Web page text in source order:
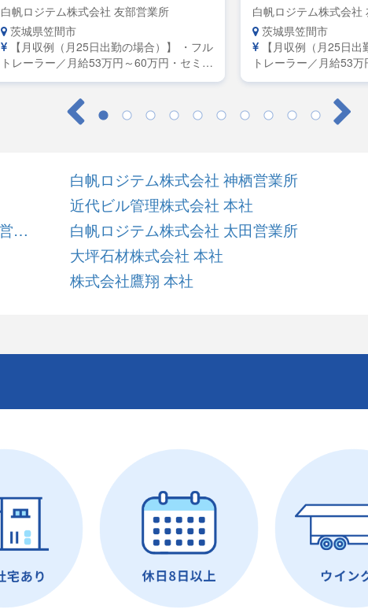
白帆ロジテム株式会社 友部営業所
茨城県笠間市
【月収例（月25日出勤の場合）】 ・フル
トレーラー／月給53万円～60万円・セミト
レーラー／月給45万円～50万円・大型／月
白帆ロジテム株式会社
茨城県笠間市
【月収例（月25日
トレーラー／月給53
レーラー／月給45万
ブルーエキスプレス株式会社 北九州営業所
白帆ロジテム株式会社 神栖営業所
近代ビル管理株式会社 本社
白帆ロジテム株式会社 太田営業所
大坪石材株式会社 本社
株式会社鷹翔 本社